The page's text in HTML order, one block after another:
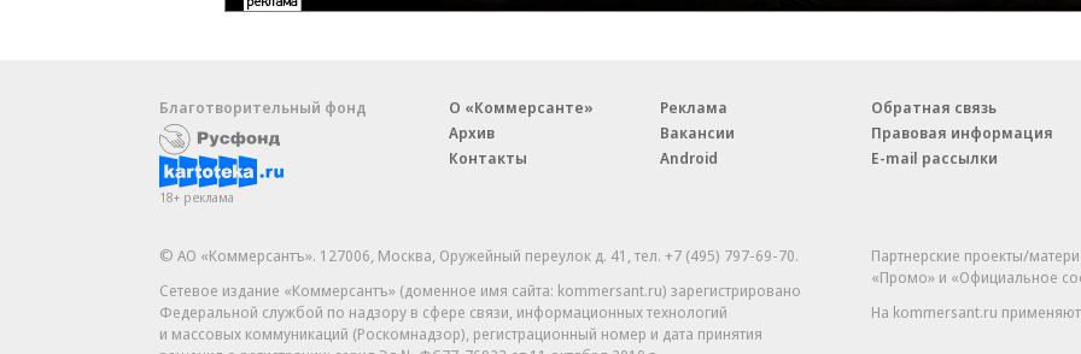
Благотворительный фонд
18+ реклама
О «Коммерсанте»
Архив
Контакты
Реклама
Вакансии
Android
Обратная связь
Правовая информация
E-mail рассылки
© АО «Коммерсантъ». 127006, Москва, Оружейный переулок д. 41,тел. +7 (495) 797-69-70.
Сетевое издание «Коммерсантъ» (доменное имя сайта: kommersant.ru) зарегистрировано
Федеральной службой по надзору в сфере связи, информационных технологий
и массовых коммуникаций (Роскомнадзор), регистрационный номер и дата принятия
Партнерские проекты/
«Промо» и «Официальное
На kommersant.ru